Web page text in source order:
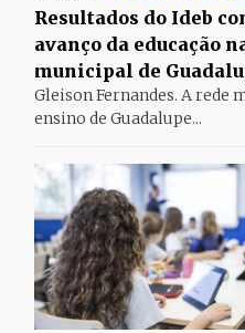
Resultados do Ideb
avanço da educação
municipal de
Gleison Fernandes. A rede
ensino de Guadalupe...